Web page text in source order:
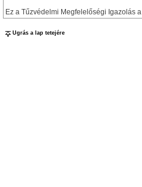
Ez a Tűzvédelmi Megfelelőségi Igazolás a
Ugrás a lap tetejére